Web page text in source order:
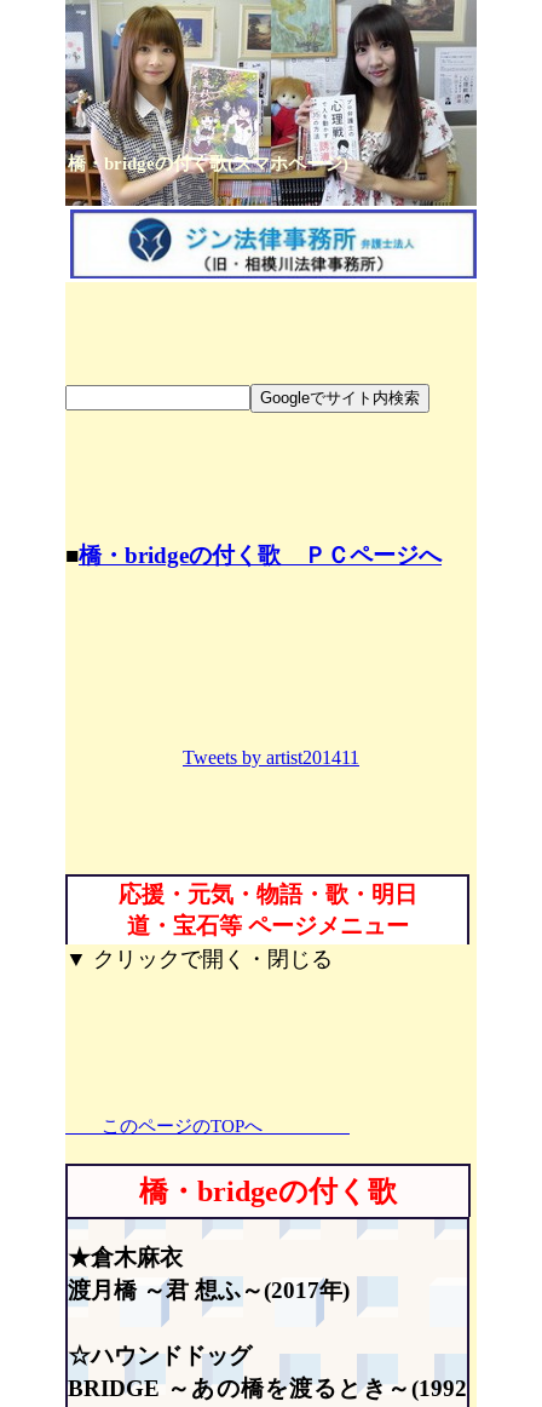
橋・bridgeの付く歌(スマホページ)
■橋・bridgeの付く歌 ＰＣページへ
Tweets by artist201411
応援・元気・物語・歌・明日
道・宝石等 ページメニュー
▼ クリックで開く・閉じる
このページのTOPへ
橋・bridgeの付く歌
★倉木麻衣
渡月橋 ～君 想ふ～(2017年)
☆ハウンドドッグ
BRIDGE ～あの橋を渡るとき～(1992